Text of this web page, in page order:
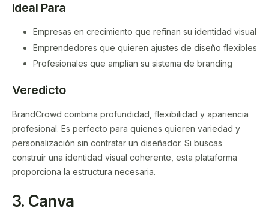
Ideal Para
Empresas en crecimiento que refinan su identidad visual
Emprendedores que quieren ajustes de diseño flexibles
Profesionales que amplían su sistema de branding
Veredicto
BrandCrowd combina profundidad, flexibilidad y apariencia
profesional. Es perfecto para quienes quieren variedad y
personalización sin contratar un diseñador. Si buscas
construir una identidad visual coherente, esta plataforma
proporciona la estructura necesaria.
3. Canva